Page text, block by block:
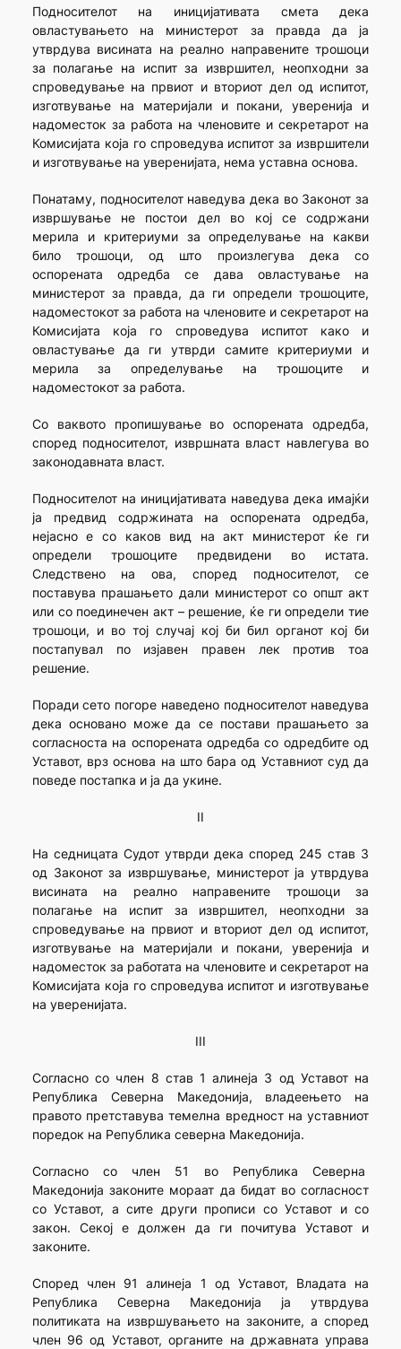
Подносителот на иницијативата смета дека
овластувањето на министерот за правда да ја
утврдува висината на реално направените трошоци
за полагање на испит за извршител, неопходни за
спроведување на првиот и вториот дел од испитот,
изготвување на материјали и покани, уверенија и
надоместок за работа на членовите и секретарот на
Комисијата која го спроведува испитот за извршители
и изготвување на уверенијата, нема уставна основа.
Понатаму, подносителот наведува дека во Законот за
извршување не постои дел во кој се содржани
мерила и критериуми за определување на какви
било трошоци, од што произлегува дека со
оспорената одредба се дава овластување на
министерот за правда, да ги определи трошоците,
надоместокот за работа на членовите и секретарот на
Комисијата која го спроведува испитот како и
овластување да ги утврди самите критериуми и
мерила за определување на трошоците и
надоместокот за работа.
Со ваквото пропишување во оспорената одредба,
според подносителот, извршната власт навлегува во
законодавната власт.
Подносителот на иницијативата наведува дека имајќи
ја предвид содржината на оспорената одредба,
нејасно е со каков вид на акт министерот ќе ги
определи трошоците предвидени во истата.
Следствено на ова, според подносителот, се
поставува прашањето дали министерот со општ акт
или со поединечен акт – решение, ќе ги определи тие
трошоци, и во тој случај кој би бил органот кој би
постапувал по изјавен правен лек против тоа
решение.
Поради сето погоре наведено подносителот наведува
дека основано може да се постави прашањето за
согласноста на оспорената одредба со одредбите од
Уставот, врз основа на што бара од Уставниот суд да
поведе постапка и ја да укине.
II
На седницата Судот утврди дека според 245 став 3
од Законот за извршување, министерот ја утврдува
висината на реално направените трошоци за
полагање на испит за извршител, неопходни за
спроведување на првиот и вториот дел од испитот,
изготвување на материјали и покани, уверенија и
надоместок за работата на членовите и секретарот на
Комисијата која го спроведува испитот и изготвување
на уверенијата.
III
Согласно со член 8 став 1 алинеја 3 од Уставот на
Република Северна Македонија, владеењето на
правото претставува темелна вредност на уставниот
поредок на Република северна Македонија.
Согласно со член 51 во Република Северна
Македонија законите мораат да бидат во согласност
со Уставот, а сите други прописи со Уставот и со
закон. Секој е должен да ги почитува Уставот и
законите.
Според член 91 алинеја 1 од Уставот, Владата на
Република Северна Македонија ја утврдува
политиката на извршувањето на законите, а според
член 96 од Уставот, органите на државната управа